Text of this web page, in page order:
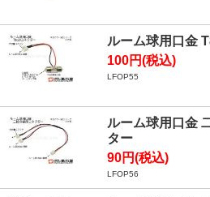
ルーム球用口金
100円(税込)
LFOP55
ルーム球用口金
ター
90円(税込)
LFOP56